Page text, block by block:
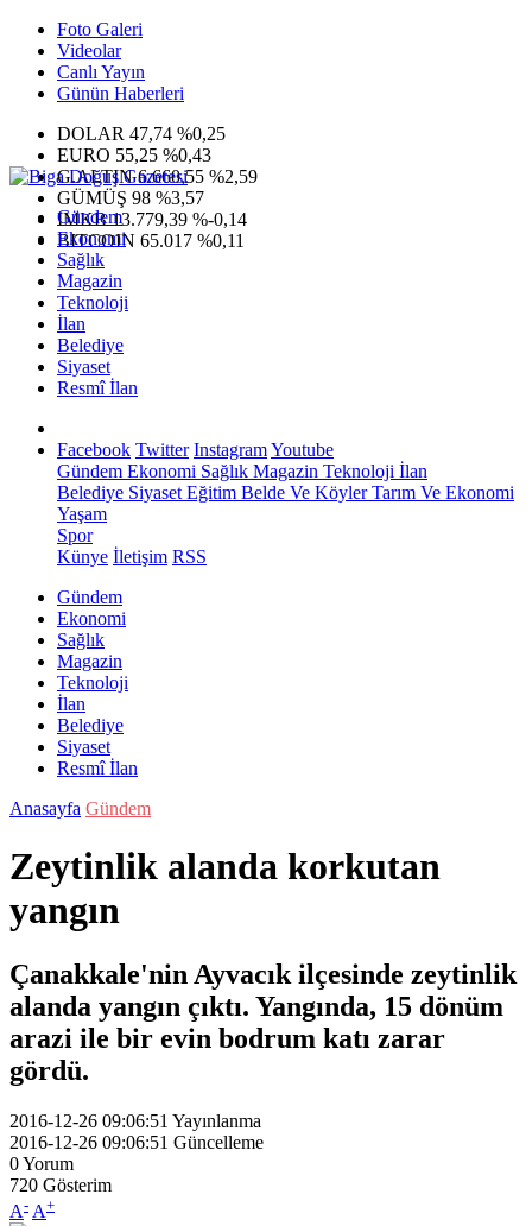
Foto Galeri
Videolar
Canlı Yayın
Günün Haberleri
DOLAR 47,74 %0,25
EURO 55,25 %0,43
G.ALTIN6.660,55 %2,59
GÜMÜŞ 98 %3,57
IMKB13.779,39 %-0,14
BITCOIN 65.017 %0,11
Gündem
Ekonomi
Sağlık
Magazin
Teknoloji
İlan
Belediye
Siyaset
Resmî İlan
Facebook Twitter InstagramYoutube
Gündem Ekonomi Sağlık Magazin Teknoloji İlan
Belediye Siyaset Eğitim Belde Ve KöylerTarım Ve Ekonomi
Yaşam
Spor
Künye İletişim RSS
Gündem
Ekonomi
Sağlık
Magazin
Teknoloji
İlan
Belediye
Siyaset
Resmî İlan
Anasayfa Gündem
Zeytinlik alanda korkutan
yangın
Çanakkale'nin Ayvacık ilçesinde zeytinlik
alanda yangın çıktı. Yangında, 15 dönüm
arazi ile bir evin bodrum katı zarar
gördü.
2016-12-26 09:06:51 Yayınlanma
2016-12-26 09:06:51 Güncelleme
0Yorum
720 Gösterim
A- A+